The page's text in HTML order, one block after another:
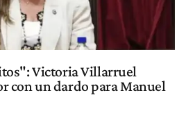
Victoria Villarruel
con un dardo para Manuel